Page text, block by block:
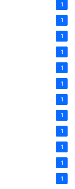
1
1
1
1
1
1
1
1
1
1
1
1